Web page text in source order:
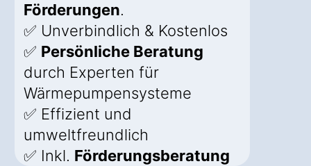
Förderungen.
✅ Unverbindlich & Kostenlos
✅ Persönliche Beratung
durch Experten für
Wärmepumpensysteme
✅ Effizient und
umweltfreundlich
✅ Inkl. Förderungsberatung